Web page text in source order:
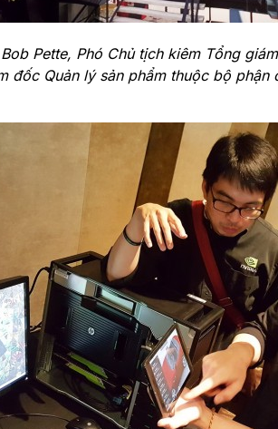
Pette, Phó Chủ tịch kiêm Tổng
đốc Quản lý sản phẩm thuộc bộ